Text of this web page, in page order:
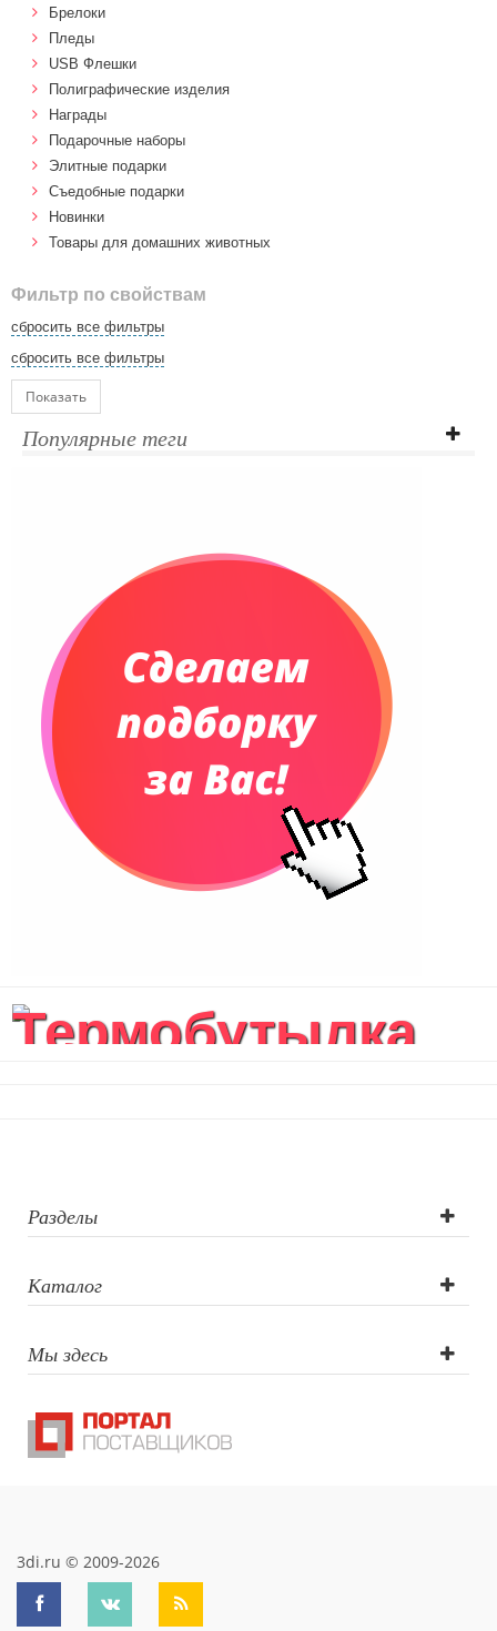
Брелоки
Пледы
USB Флешки
Полиграфические изделия
Награды
Подарочные наборы
Элитные подарки
Cъедобные подарки
Новинки
Товары для домашних животных
Фильтр по свойствам
сбросить все фильтры
сбросить все фильтры
Показать
Популярные теги
Термобутылка
Разделы
Каталог
Мы здесь
3di.ru © 2009-2026